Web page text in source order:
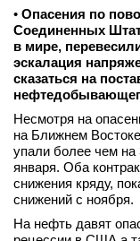
• Опасения по
Соединенных
в мире,
эскалация
сказаться на
Несмотря на
на Ближнем
упали более чем на
января. Оба
снижения кряду,
снижений с ноября.
На нефть давят